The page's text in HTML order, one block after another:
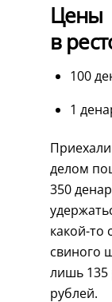
Цены
в
100
1
делом
350
какой-то
свиного
лишь 135
рублей.